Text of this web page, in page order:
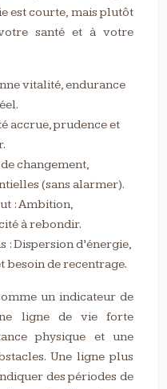
est courte, mais plutôt
santé et à votre
vitalité, endurance
accrue, prudence et
changement,
(sans alarmer).
: Ambition,
à rebondir.
: Dispersion d’énergie,
besoin de recentrage.
un indicateur de
ligne de vie forte
physique et une
Une ligne plus
des périodes de